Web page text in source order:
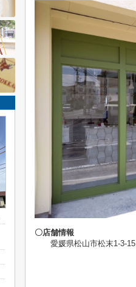
〇店舗情報
愛媛県松山市松末1-3-15